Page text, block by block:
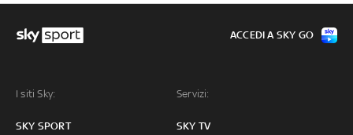
I siti Sky:
SKY SPORT
Servizi:
SKY TV
ACCEDI A SKY GO